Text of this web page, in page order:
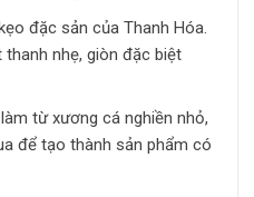
đặc sản của Thanh Hóa.
nhẹ, giòn đặc biệt
từ xương cá nghiền nhỏ,
để tạo thành sản phẩm có